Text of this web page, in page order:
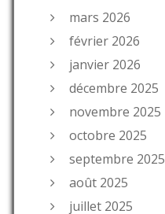
mars 2026
février 2026
janvier 2026
décembre 2025
novembre 2025
octobre 2025
septembre 2025
août 2025
juillet 2025